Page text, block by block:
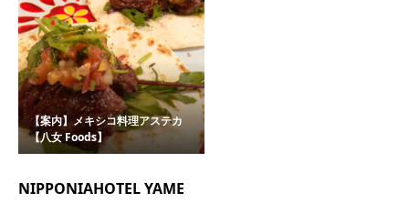
【案内】メキシコ料理アステカ
【八女 Foods】
NIPPONIAHOTEL YAME